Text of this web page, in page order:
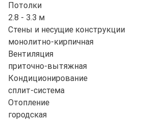
Потолки
2.8 - 3.3 м
Стены и несущие конструкции
монолитно-кирпичная
Вентиляция
приточно-вытяжная
Кондиционирование
сплит-система
Отопление
городская